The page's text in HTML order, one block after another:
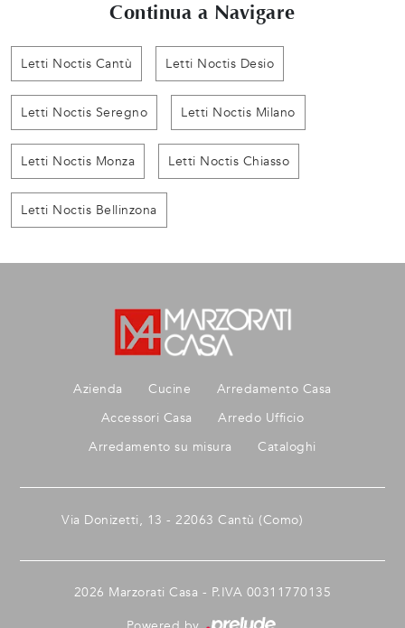
Continua a Navigare
Letti Noctis Cantù Letti Noctis Desio
Letti Noctis Seregno Letti Noctis Milano
Letti Noctis Monza Letti Noctis Chiasso
Letti Noctis Bellinzona
Azienda Cucine
Arredamento Casa
Accessori Casa
Arredo Ufficio
Arredamento su misura
Cataloghi
Via Donizetti, 13 - 22063 Cantù (Como)
2026 Marzorati Casa - P.IVA 00311770135